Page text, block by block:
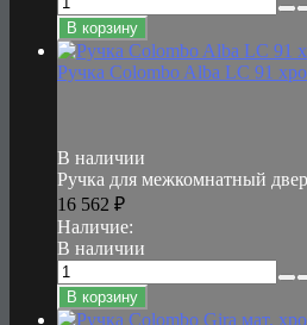
В корзину
Ручка Colombo Alba LC 91
В наличии
Ручка для межкомнатный
16 562 ₽
Наличие:
В наличии
В корзину